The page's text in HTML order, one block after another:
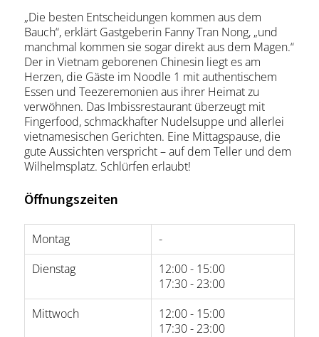
„Die besten Entscheidungen kommen aus dem
Bauch“, erklärt Gastgeberin Fanny Tran Nong, „und
manchmal kommen sie sogar direkt aus dem Magen.“
Der in Vietnam geborenen Chinesin liegt es am
Herzen, die Gäste im Noodle 1 mit authentischem
Essen und Teezeremonien aus ihrer Heimat zu
verwöhnen. Das Imbissrestaurant überzeugt mit
Fingerfood, schmackhafter Nudelsuppe und allerlei
vietnamesischen Gerichten. Eine Mittagspause, die
gute Aussichten verspricht – auf dem Teller und dem
Wilhelmsplatz. Schlürfen erlaubt!
Öffnungszeiten
Montag
-
Dienstag
12:00 - 15:00
17:30 - 23:00
Mittwoch
12:00 - 15:00
17:30 - 23:00